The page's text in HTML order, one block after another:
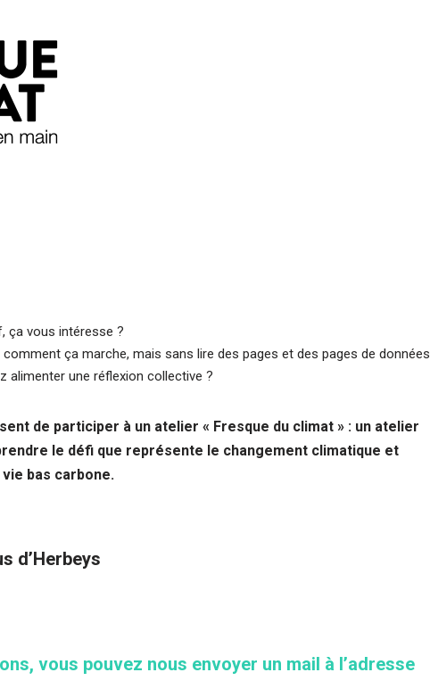
ça vous intéresse ?
ça marche, mais sans lire des pages et des pages de données
alimenter une réflexion collective ?
de participer à un atelier « Fresque du climat » : un atelier
le défi que représente le changement climatique et
bas carbone.
d’Herbeys
vous pouvez nous envoyer un mail à l’adresse